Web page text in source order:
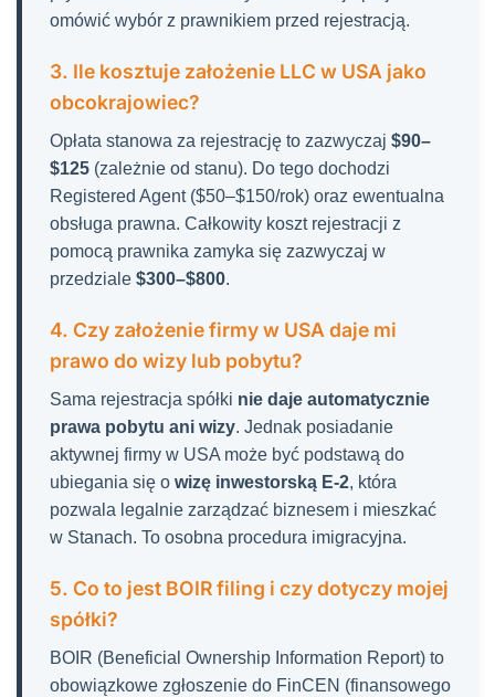
omówić wybór z prawnikiem przed rejestracją.
3. Ile kosztuje założenie LLC w USA jako
obcokrajowiec?
Opłata stanowa za rejestrację to zazwyczaj $90–
$125 (zależnie od stanu). Do tego dochodzi
Registered Agent ($50–$150/rok) oraz ewentualna
obsługa prawna. Całkowity koszt rejestracji z
pomocą prawnika zamyka się zazwyczaj w
przedziale $300–$800.
4. Czy założenie firmy w USA daje mi
prawo do wizy lub pobytu?
Sama rejestracja spółki nie daje automatycznie
prawa pobytu ani wizy. Jednak posiadanie
aktywnej firmy w USA może być podstawą do
ubiegania się o wizę inwestorską E-2, która
pozwala legalnie zarządzać biznesem i mieszkać
w Stanach. To osobna procedura imigracyjna.
5. Co to jest BOIR filing i czy dotyczy mojej
spółki?
BOIR (Beneficial Ownership Information Report) to
obowiązkowe zgłoszenie do FinCEN (finansowego